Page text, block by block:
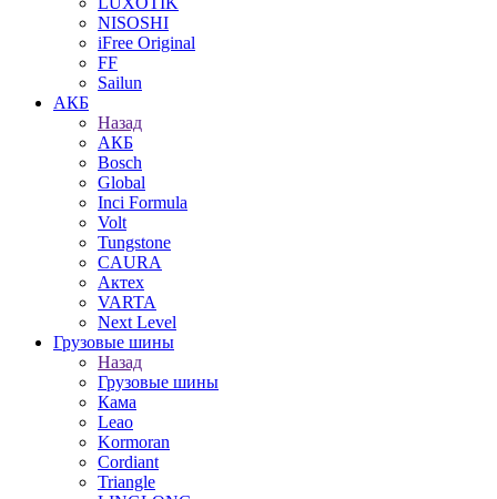
NISOSHI
iFree Original
FF
Sailun
АКБ
Назад
АКБ
Bosch
Global
Inci Formula
Volt
Tungstone
CAURA
Актех
VARTA
Next Level
Грузовые шины
Назад
Грузовые шины
Кама
Leao
Kormoran
Cordiant
Triangle